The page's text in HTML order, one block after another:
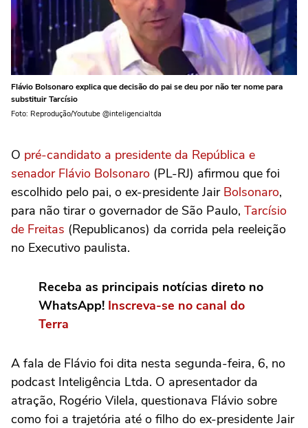
Flávio Bolsonaro explica que decisão do pai se deu por não ter nome para
substituir Tarcísio
Foto: Reprodução/Youtube @inteligencialtda
O pré-candidato a presidente da República e
senador Flávio Bolsonaro (PL-RJ) afirmou que foi
escolhido pelo pai, o ex-presidente Jair Bolsonaro,
para não tirar o governador de São Paulo, Tarcísio
de Freitas (Republicanos) da corrida pela reeleição
no Executivo paulista.
Receba as principais notícias direto no
WhatsApp! Inscreva-se no canal do
Terra
A fala de Flávio foi dita nesta segunda-feira, 6, no
podcast Inteligência Ltda. O apresentador da
atração, Rogério Vilela, questionava Flávio sobre
como foi a trajetória até o filho do ex-presidente Jair